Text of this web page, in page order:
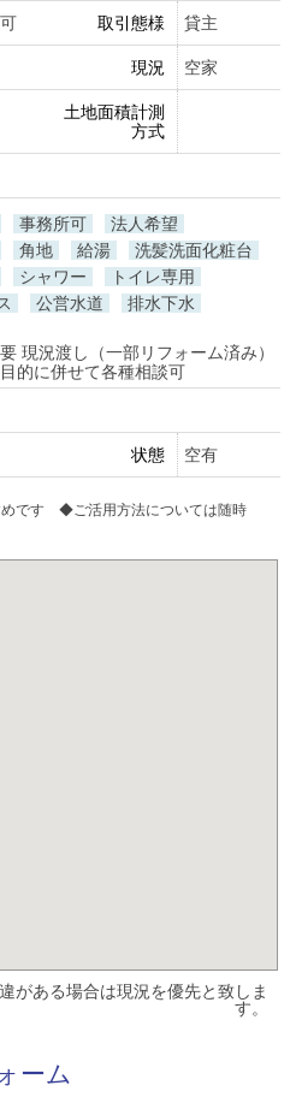
取引態様
貸主
現況
空家
土地面積計測
方式
事務所可
法人希望
角地 給湯
洗髪洗面化粧台
シャワー
トイレ専用
公営水道
排水下水
現況渡し（一部リフォーム済み）
的に併せて各種相談可
状態 空有
です ◆ご活用方法については随時
がある場合は現況を優先と致しま
す。
ーム